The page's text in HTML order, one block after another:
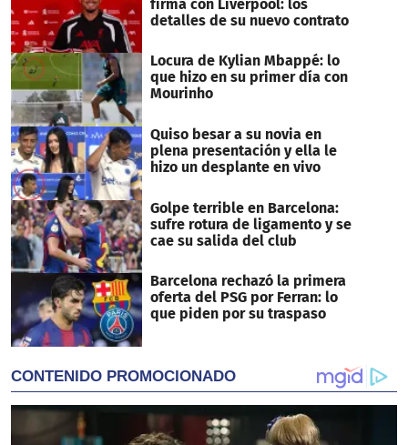
firma con Liverpool: los
detalles de su nuevo contrato
Locura de Kylian Mbappé: lo
que hizo en su primer día con
Mourinho
Quiso besar a su novia en
plena presentación y ella le
hizo un desplante en vivo
Golpe terrible en Barcelona:
sufre rotura de ligamento y se
cae su salida del club
Barcelona rechazó la primera
oferta del PSG por Ferran: lo
que piden por su traspaso